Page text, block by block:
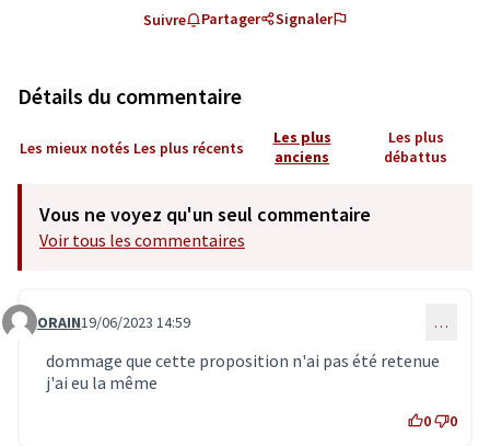
Suivre Partager Signaler
Détails du commentaire
Les mieux notés Les plus récents
Les plus
anciens
Les plus
débattus
Vous ne voyez qu'un seul commentaire
Voir tous les commentaires
Commentaire 6580
ORAIN19/06/2023 14:59 …
dommage que cette proposition n'ai pas été retenue
j'ai eu la même
0 0